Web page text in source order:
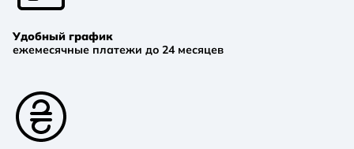
Удобный график
ежемесячные платежи до 24 месяцев